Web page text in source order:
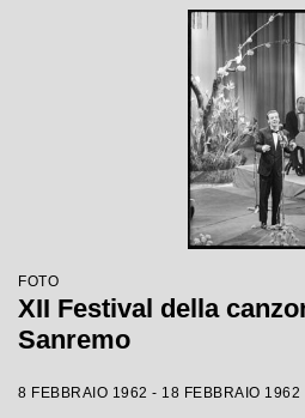
FOTO
XII Festival della
Sanremo
8 FEBBRAIO 1962 - 18 FEBBRAIO 1962